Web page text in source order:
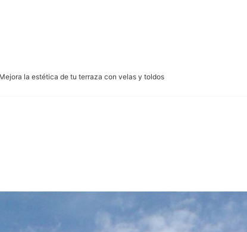
Mejora la estética de tu terraza con velas y toldos